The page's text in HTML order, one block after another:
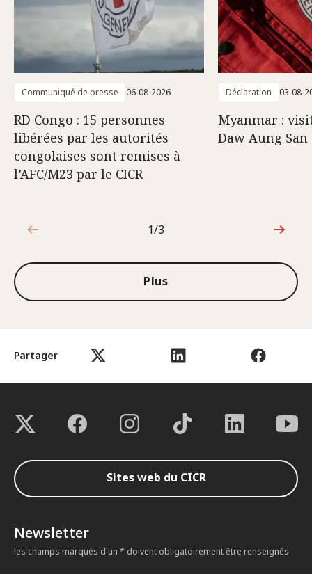
Partager
Communiqué de presse 06-08-2026
RD Congo : 15 personnes
libérées par les autorités
congolaises sont remises à
l’AFC/M23 par le CICR
Déclaration 03-08-
Myanmar :
Daw Aung San
1sur3
1/3
Plus
Sites web du CICR
Newsletter
les champs marqués d'un * doivent obligatoirement être renseignés